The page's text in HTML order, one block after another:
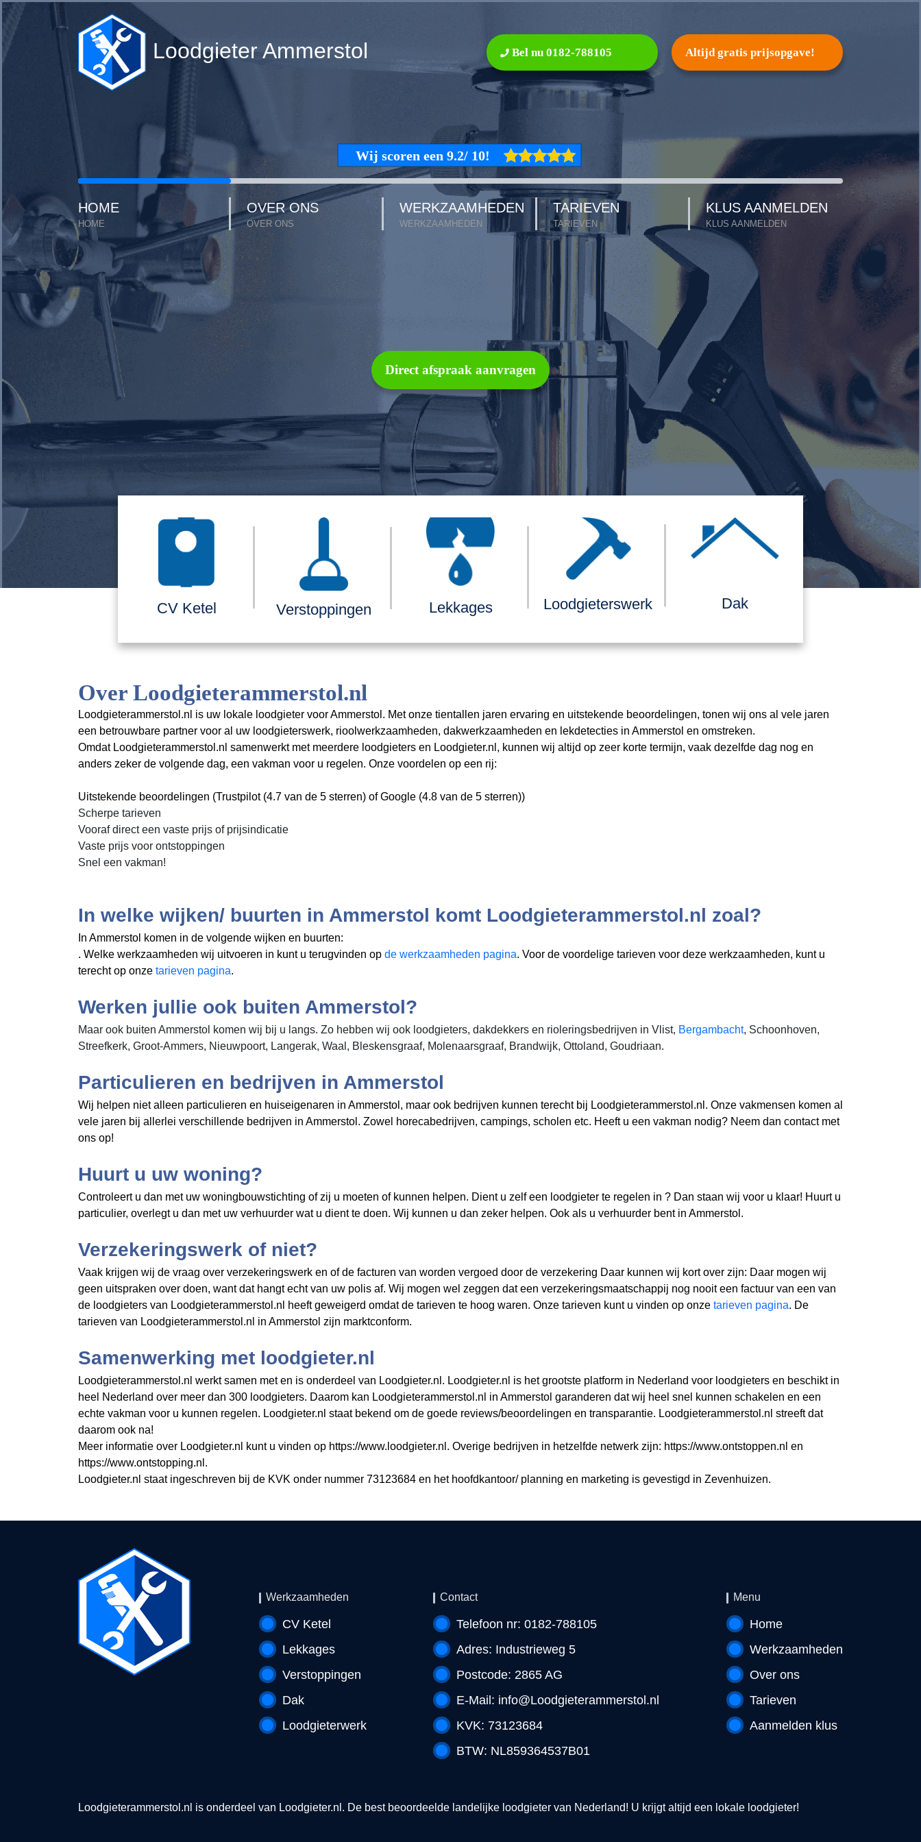
Loodgieter Ammerstol Bel nu 0182-788105 Altijd gratis prijsopgave!
HOME
HOME
OVER ONS
OVER ONS
WERKZAAMHEDEN
WERKZAAMHEDEN
TARIEVEN
TARIEVEN
KLUS AANMELDEN
KLUS AANMELDEN
Direct afspraak aanvragen
CV Ketel Verstoppingen Lekkages Loodgieterswerk Dak
Over Loodgieterammerstol.nl
Loodgieterammerstol.nl is uw lokale loodgieter voor Ammerstol. Met onze tientallen jaren ervaring en uitstekende beoordelingen, tonen wij ons al vele jaren
een betrouwbare partner voor al uw loodgieterswerk, rioolwerkzaamheden, dakwerkzaamheden en lekdetecties in Ammerstol en omstreken.
Omdat Loodgieterammerstol.nl samenwerkt met meerdere loodgieters en Loodgieter.nl, kunnen wij altijd op zeer korte termijn, vaak dezelfde dag nog en
anders zeker de volgende dag, een vakman voor u regelen. Onze voordelen op een rij:
Uitstekende beoordelingen (Trustpilot (4.7 van de 5 sterren) of Google (4.8 van de 5 sterren))
Scherpe tarieven
Vooraf direct een vaste prijs of prijsindicatie
Vaste prijs voor ontstoppingen
Snel een vakman!
In welke wijken/ buurten in Ammerstol komt Loodgieterammerstol.nl zoal?
In Ammerstol komen in de volgende wijken en buurten:
. Welke werkzaamheden wij uitvoeren in kunt u terugvinden op de werkzaamheden pagina. Voor de voordelige tarieven voor deze werkzaamheden, kunt u
terecht op onze tarieven pagina.
Werken jullie ook buiten Ammerstol?
Maar ook buiten Ammerstol komen wij bij u langs. Zo hebben wij ook loodgieters, dakdekkers en rioleringsbedrijven in Vlist, Bergambacht, Schoonhoven,
Streefkerk, Groot-Ammers, Nieuwpoort, Langerak, Waal, Bleskensgraaf, Molenaarsgraaf, Brandwijk, Ottoland, Goudriaan.
Particulieren en bedrijven in Ammerstol
Wij helpen niet alleen particulieren en huiseigenaren in Ammerstol, maar ook bedrijven kunnen terecht bij Loodgieterammerstol.nl. Onze vakmensen komen al
vele jaren bij allerlei verschillende bedrijven in Ammerstol. Zowel horecabedrijven, campings, scholen etc. Heeft u een vakman nodig? Neem dan contact met
ons op!
Huurt u uw woning?
Controleert u dan met uw woningbouwstichting of zij u moeten of kunnen helpen. Dient u zelf een loodgieter te regelen in ? Dan staan wij voor u klaar! Huurt u
particulier, overlegt u dan met uw verhuurder wat u dient te doen. Wij kunnen u dan zeker helpen. Ook als u verhuurder bent in Ammerstol.
Verzekeringswerk of niet?
Vaak krijgen wij de vraag over verzekeringswerk en of de facturen van worden vergoed door de verzekering Daar kunnen wij kort over zijn: Daar mogen wij
geen uitspraken over doen, want dat hangt echt van uw polis af. Wij mogen wel zeggen dat een verzekeringsmaatschappij nog nooit een factuur van een van
de loodgieters van Loodgieterammerstol.nl heeft geweigerd omdat de tarieven te hoog waren. Onze tarieven kunt u vinden op onze tarieven pagina. De
tarieven van Loodgieterammerstol.nl in Ammerstol zijn marktconform.
Samenwerking met loodgieter.nl
Loodgieterammerstol.nl werkt samen met en is onderdeel van Loodgieter.nl. Loodgieter.nl is het grootste platform in Nederland voor loodgieters en beschikt in
heel Nederland over meer dan 300 loodgieters. Daarom kan Loodgieterammerstol.nl in Ammerstol garanderen dat wij heel snel kunnen schakelen en een
echte vakman voor u kunnen regelen. Loodgieter.nl staat bekend om de goede reviews/beoordelingen en transparantie. Loodgieterammerstol.nl streeft dat
daarom ook na!
Meer informatie over Loodgieter.nl kunt u vinden op https://www.loodgieter.nl. Overige bedrijven in hetzelfde netwerk zijn: https://www.ontstoppen.nl en
https://www.ontstopping.nl.
Loodgieter.nl staat ingeschreven bij de KVK onder nummer 73123684 en het hoofdkantoor/ planning en marketing is gevestigd in Zevenhuizen.
Werkzaamheden
CV Ketel
Lekkages
Verstoppingen
Dak
Loodgieterwerk
Contact
Telefoon nr: 0182-788105
Adres: Industrieweg 5
Postcode: 2865 AG
E-Mail: info@Loodgieterammerstol.nl
KVK: 73123684
BTW: NL859364537B01
Menu
Home
Werkzaamheden
Over ons
Tarieven
Aanmelden klus
Loodgieterammerstol.nl is onderdeel van Loodgieter.nl . De best beoordeelde landelijke loodgieter van Nederland! U krijgt altijd een lokale loodgieter!